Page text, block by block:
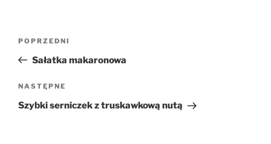
Poprzedni
wpis
POPRZEDNI
Sałatka makaronowa
Następny
wpis
NASTĘPNE
Szybki serniczek z truskawkową nutą